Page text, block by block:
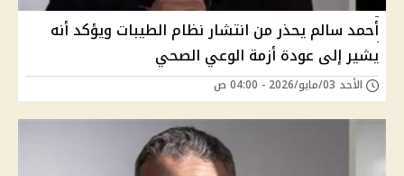
أحمد سالم يحذر من انتشار نظام الطيبات ويؤكد أنه
يشير إلى عودة أزمة الوعي الصحي
الأحد 03/مايو/2026 - 04:00 ص